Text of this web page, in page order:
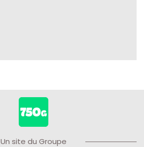
Un site du Groupe